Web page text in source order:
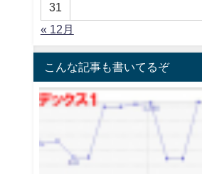
31
« 12月
こんな記事も書いてるぞ